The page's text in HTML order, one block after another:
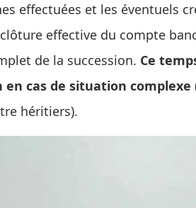
effectuées et les éventuels
effective du compte
de la succession. Ce
cas de situation complexe
héritiers).